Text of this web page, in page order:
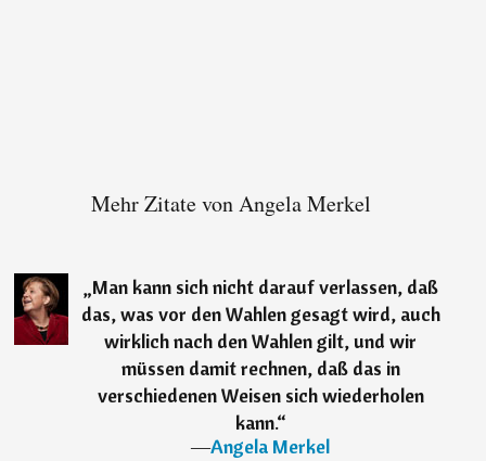
Mehr Zitate von Angela Merkel
„Man kann sich nicht darauf verlassen, daß
das, was vor den Wahlen gesagt wird, auch
wirklich nach den Wahlen gilt, und wir
müssen damit rechnen, daß das in
verschiedenen Weisen sich wiederholen
kann.“
―Angela Merkel